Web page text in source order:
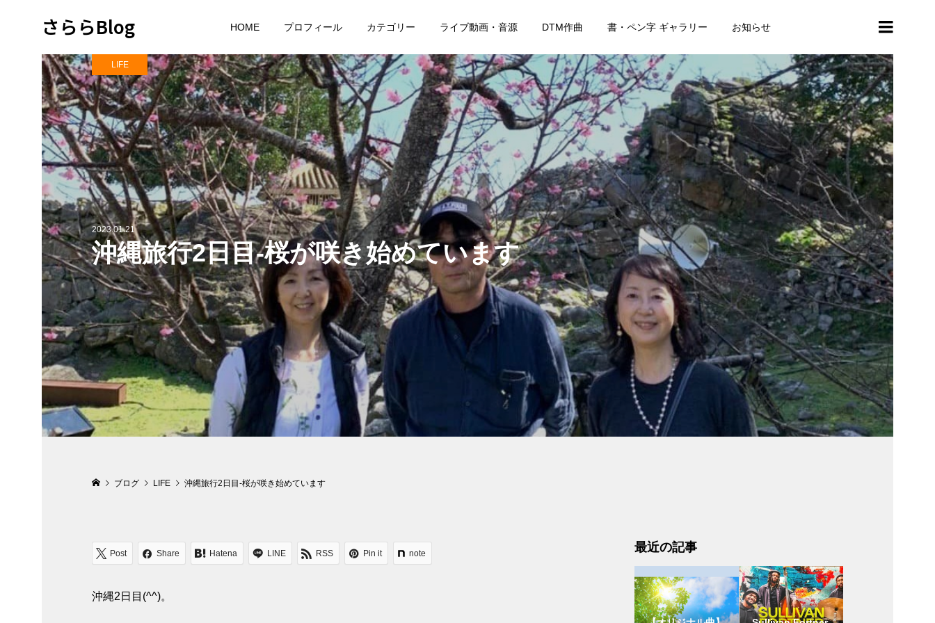
さららBlog HOME プロフィール カテゴリー ライブ動画・音源 DTM作曲 書・ペン字 ギャラリー お知らせ
2023.01.21
沖縄旅行2日目-桜が咲き始めています
LIFE
ブログ LIFE 沖縄旅行2日目-桜が咲き始めています
Post Share Hatena LINE RSS Pin it note
沖縄2日目(^^)。
最近の記事